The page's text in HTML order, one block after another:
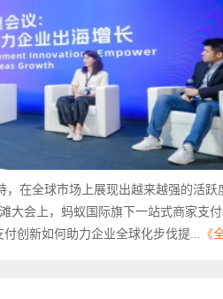
在全球市场上展现出越来越强的活跃
大会上，蚂蚁国际旗下一站式商家支
创新如何助力企业全球化步伐提... 《